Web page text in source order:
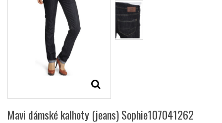
Mavi dámské kalhoty (jeans) Sophie107041262